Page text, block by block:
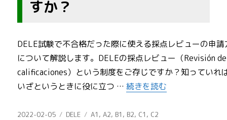
すか？
DELE試験で不合格だった際に使える採点レビューの申請
について解説します。DELEの採点レビュー（Revisión de
calificaciones）という制度をご存じですか？知っていれ
いざというときに役に立つ …“【必見】DELE試験の採
続きを読む
投
2022-02-05
カ
DELE
タ
A1 ,A2, B1 , B2, C1 , C2